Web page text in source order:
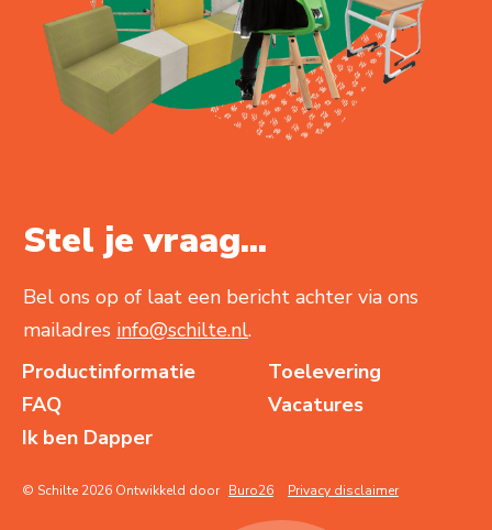
Stel je vraag...
Bel ons op of laat een bericht achter via ons
mailadres info@schilte.nl.
Productinformatie
Toelevering
FAQ
Vacatures
Ik ben Dapper
© Schilte 2026 Ontwikkeld door Buro26 Privacy disclaimer